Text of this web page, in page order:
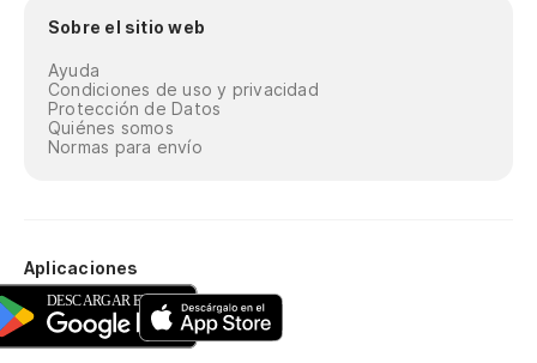
Sobre el sitio web
Ayuda
Condiciones de uso y privacidad
Protección de Datos
Quiénes somos
Normas para envío
Aplicaciones